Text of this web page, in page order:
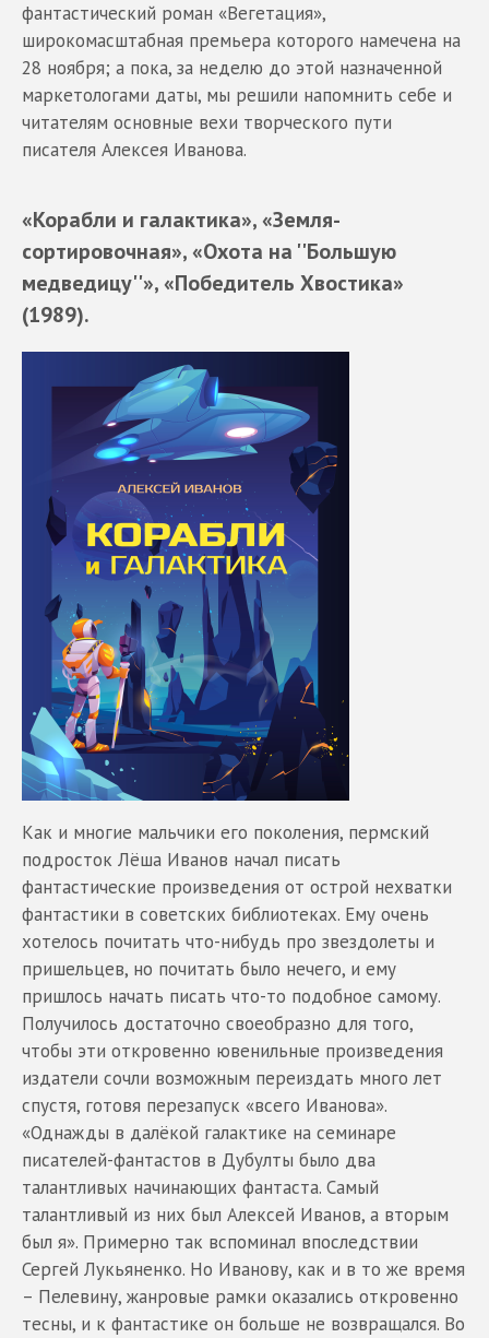
фантастический роман «Вегетация»,
широкомасштабная премьера которого намечена на
28 ноября; а пока, за неделю до этой назначенной
маркетологами даты, мы решили напомнить себе и
читателям основные вехи творческого пути
писателя Алексея Иванова.
«Корабли и галактика», «Земля-
сортировочная», «Охота на ''Большую
медведицу''», «Победитель Хвостика»
(1989).
Как и многие мальчики его поколения, пермский
подросток Лёша Иванов начал писать
фантастические произведения от острой нехватки
фантастики в советских библиотеках. Ему очень
хотелось почитать что-нибудь про звездолеты и
пришельцев, но почитать было нечего, и ему
пришлось начать писать что-то подобное самому.
Получилось достаточно своеобразно для того,
чтобы эти откровенно ювенильные произведения
издатели сочли возможным переиздать много лет
спустя, готовя перезапуск «всего Иванова».
«Однажды в далёкой галактике на семинаре
писателей-фантастов в Дубулты было два
талантливых начинающих фантаста. Самый
талантливый из них был Алексей Иванов, а вторым
был я». Примерно так вспоминал впоследствии
Сергей Лукьяненко. Но Иванову, как и в то же время
– Пелевину, жанровые рамки оказались откровенно
тесны, и к фантастике он больше не возвращался. Во